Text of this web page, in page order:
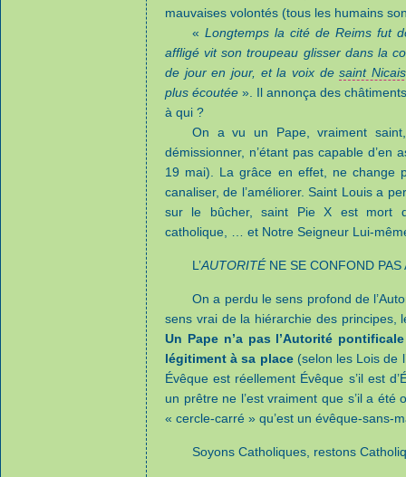
mauvaises volontés (tous les humains
«Longtemps la cité de Reims fut
affligé vit son troupeau glisser dans la
de jour en jour, et la voix desaint
plus écoutée ». Il annonça des
à qui ?
On a vu un Pape, vraiment
démissionner, n’étant pas capable d’en
19 mai). La grâce en effet, ne change
canaliser, de l’améliorer. Saint Louis a
sur le bûcher, saint Pie X est mort
catholique, … et Notre Seigneur Lui-
L’AUTORITÉNE SE CONFOND PAS
On a perdu le sens profond de
sens vrai de la hiérarchie des principes,
Un Pape n’a pas l’Autorité
légitiment à sa place(selon les Lois de
Évêque est réellement Évêque s’il est
un prêtre ne l’est vraiment que s’il a
« cercle-carré » qu’est un évêque-sans-
Soyons Catholiques, restons